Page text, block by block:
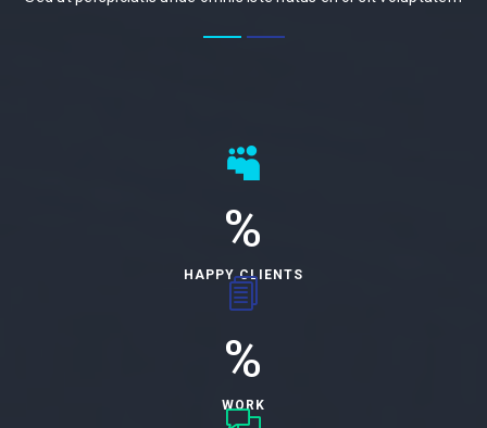
%
HAPPY CLIENTS
%
WORK